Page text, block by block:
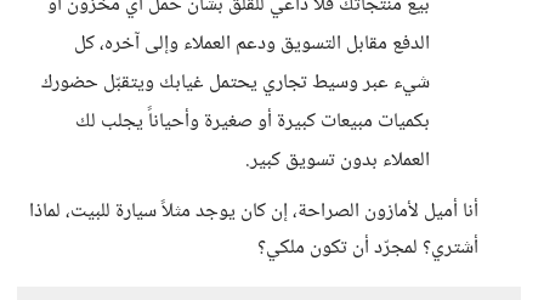
الدفع مقابل التسويق ودعم العملاء وإلى آخره، كل
شيء عبر وسيط تجاري يحتمل غيابك ويتقبّل حضورك
بكميات مبيعات كبيرة أو صغيرة وأحياناً يجلب لك
العملاء بدون تسويق كبير.
أنا أميل لأمازون الصراحة، إن كان يوجد مثلاً سيارة للبيت، لماذا
أشتري؟ لمجرّد أن تكون ملكي؟